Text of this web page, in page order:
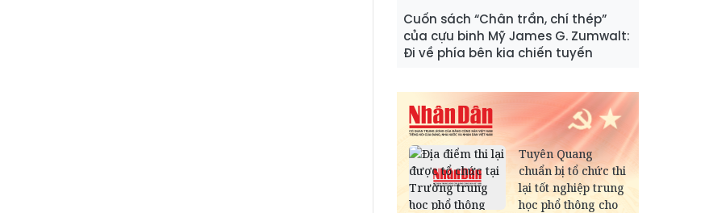
Cuốn sách “Chân trần, chí thép”
của cựu binh Mỹ James G. Zumwalt:
Đi về phía bên kia chiến tuyến